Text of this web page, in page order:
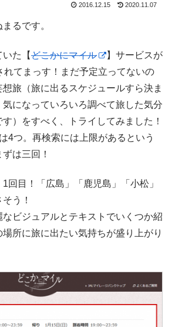
2016.12.15 2020.11.07
るです。
た【どこかにマイル
】サービスが
れてまっす！まだ予定立ってないの
旅（旅に出るスケジュールすら決ま
になっていろいろ調べて旅した気分
）をすべく、トライしてみました！
4つ。再検索には上限があるという
は三回！
回目！「広島」「鹿児島」「小松」
う！
ビジュアルとテキストでいくつか紹
所に旅に出たい気持ちが盛り上がり